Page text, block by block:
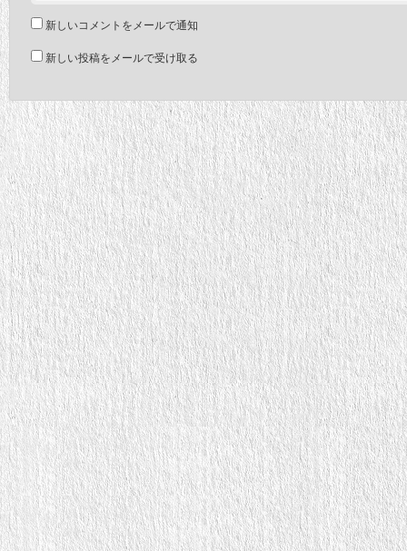
新しいコメントをメールで通知
新しい投稿をメールで受け取る